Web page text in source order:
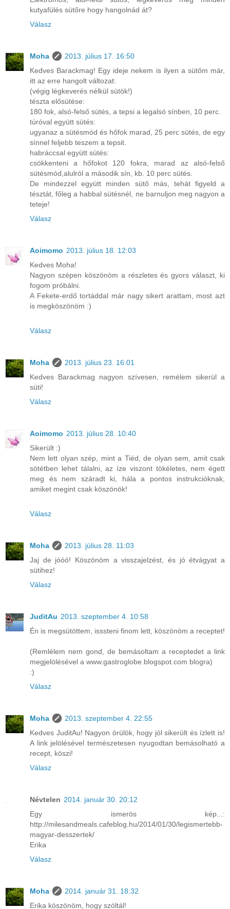
kutyafülés sütőre hogy hangolnád át?
Válasz
Moha
2013. július 17. 16:50
Kedves Barackmag! Egy ideje nekem is ilyen a sütőm már,
itt az erre hangolt változat:
(végig légkeverés nélkül sütök!)
tészta elősütése:
180 fok, alsó-felső sütés, a tepsi a legalsó sínben, 10 perc.
túróval együtt sütés:
ugyanaz a sütésmód és hőfok marad, 25 perc sütés, de egy
sínnel feljebb teszem a tepsit.
habráccsal együtt sütés:
csökkenteni a hőfokot 120 fokra, marad az alsó-felső
sütésmód,alulról a második sín, kb. 10 perc sütés.
De mindezzel együtt minden sütő más, tehát figyeld a
tésztát, főleg a habbal sütésnél, ne barnuljon meg nagyon a
teteje!
Válasz
Aoimomo 2013. július 18. 12:03
Kedves Moha!
Nagyon szépen köszönöm a részletes és gyors választ, ki
fogom próbálni.
A Fekete-erdő tortáddal már nagy sikert arattam, most azt
is megköszönöm :)
Válasz
Moha
2013. július 23. 16:01
Kedves Barackmag nagyon szívesen, remélem sikerül a
süti!
Válasz
Aoimomo 2013. július 28. 10:40
Sikerült :)
Nem lett olyan szép, mint a Tiéd, de olyan sem, amit csak
sötétben lehet tálalni, az íze viszont tökéletes, nem égett
meg és nem száradt ki, hála a pontos instrukcióknak,
amiket megint csak köszönök!
Válasz
Moha
2013. július 28. 11:03
Jaj de jóóó! Köszönöm a visszajelzést, és jó étvágyat a
sütihez!
Válasz
JuditAu 2013. szeptember 4. 10:58
Én is megsütöttem, isssteni finom lett, köszönöm a receptet!
(Remlélem nem gond, de bemásoltam a receptedet a link
megjelölésével a www.gastroglobe.blogspot.com blogra)
:)
Válasz
Moha
2013. szeptember 4. 22:55
Kedves JuditAu! Nagyon örülök, hogy jól sikerült és ízlett is!
A link jelölésével természetesen nyugodtan bemásolható a
recept, köszi!
Válasz
Névtelen 2014. január 30. 20:12
Egy ismerös kép...:
http://milesandmeals.cafeblog.hu/2014/01/30/legismertebb-
magyar-desszertek/
Erika
Válasz
Moha
2014. január 31. 18:32
Erika köszönöm, hogy szóltál!